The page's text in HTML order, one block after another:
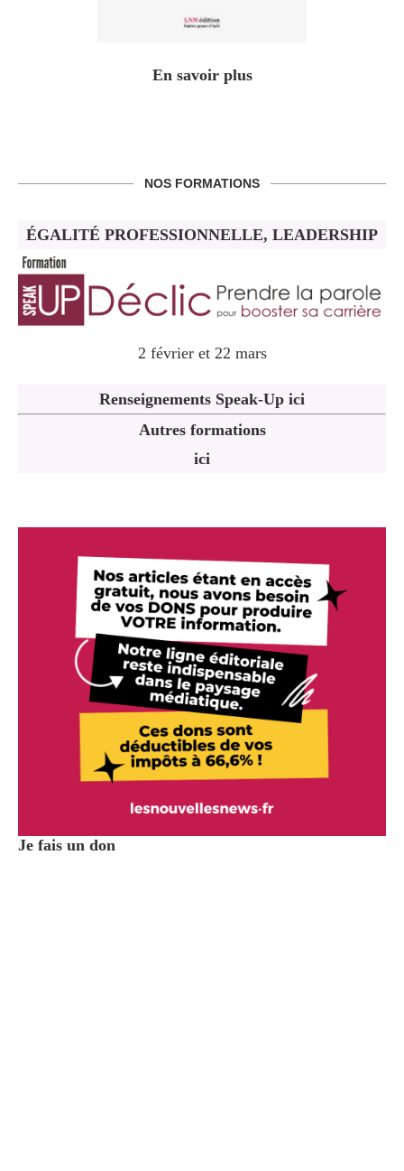
En savoir plus
NOS FORMATIONS
ÉGALITÉ PROFESSIONNELLE, LEADERSHIP
2 février et 22 mars
Renseignements Speak-Up ici
Autres formations
ici
Je fais un don